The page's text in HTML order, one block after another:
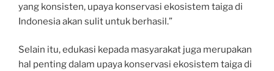
yang konsisten, upaya konservasi ekosistem taiga di
Indonesia akan sulit untuk berhasil.”
Selain itu, edukasi kepada masyarakat juga merupakan
hal penting dalam upaya konservasi ekosistem taiga di